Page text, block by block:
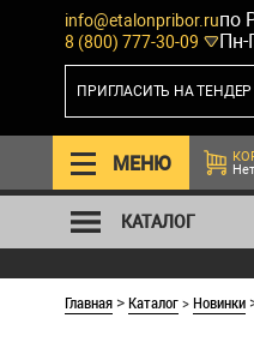
info@etalonpribor.ru
8 (800) 777-30-09
по
Пн-
ПРИГЛАСИТЬ НА ТЕНДЕР
МЕНЮ
КАТАЛОГ
Главная >Каталог>Новинки